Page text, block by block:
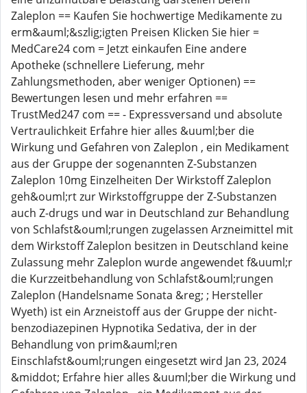
Zaleplon == Kaufen Sie hochwertige Medikamente zu
erm&auml;&szlig;igten Preisen Klicken Sie hier =
MedCare24 com = Jetzt einkaufen Eine andere
Apotheke (schnellere Lieferung, mehr
Zahlungsmethoden, aber weniger Optionen) ==
Bewertungen lesen und mehr erfahren ==
TrustMed247 com == - Expressversand und absolute
Vertraulichkeit Erfahre hier alles &uuml;ber die
Wirkung und Gefahren von Zaleplon , ein Medikament
aus der Gruppe der sogenannten Z-Substanzen
Zaleplon 10mg Einzelheiten Der Wirkstoff Zaleplon
geh&ouml;rt zur Wirkstoffgruppe der Z-Substanzen
auch Z-drugs und war in Deutschland zur Behandlung
von Schlafst&ouml;rungen zugelassen Arzneimittel mit
dem Wirkstoff Zaleplon besitzen in Deutschland keine
Zulassung mehr Zaleplon wurde angewendet f&uuml;r
die Kurzzeitbehandlung von Schlafst&ouml;rungen
Zaleplon (Handelsname Sonata &reg; ; Hersteller
Wyeth) ist ein Arzneistoff aus der Gruppe der nicht-
benzodiazepinen Hypnotika Sedativa, der in der
Behandlung von prim&auml;ren
Einschlafst&ouml;rungen eingesetzt wird Jan 23, 2024
&middot; Erfahre hier alles &uuml;ber die Wirkung und